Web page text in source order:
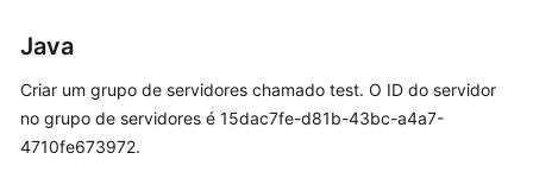
de
alterações
Java
Criar um grupo de servidores chamado test. O ID do servidor
no grupo de servidores é 15dac7fe-d81b-43bc-a4a7-
4710fe673972.